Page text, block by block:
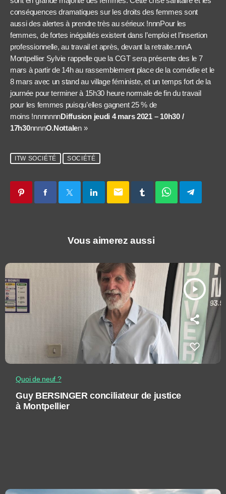
conséquences dramatiques sur les droits des femmes sont
aussi des alertes à prendre très au sérieux !nnnPour les
femmes, de fortes inégalités existent dans l’emploi et l’insertion
professionnelle, au travail et après, devant la retraite.nnnA
Montpellier Sylvie rappelle que la CGT sera présente des le 7
mars à partir de 14h au rassemblement place de la comédie et le
8 mars avec un stand au village féministe, et un temps fort de la
journée pour terminer à 15h30 heure normale de fin du travail
pour les femmes puisqu’elles gagnent 25 % de
moins !nnnnnnnDiffusion jeudi 4 mars 2021 – 10h30 /
17h30nnnnO.Nottalen »
ITW SOCIÉTÉ SOCIÉTÉ
email
Vous aimerez aussi
play_arrow
Quoi de neuf ?
Guy BERSINGER conciliateur de justice
à Montpellier